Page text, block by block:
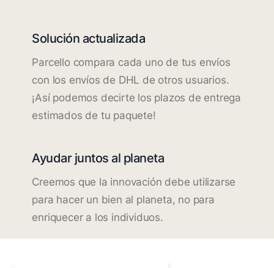
Solución actualizada
Parcello compara cada uno de tus envíos
con los envíos de DHL de otros usuarios.
¡Así podemos decirte los plazos de entrega
estimados de tu paquete!
Ayudar juntos al planeta
Creemos que la innovación debe utilizarse
para hacer un bien al planeta, no para
enriquecer a los individuos.